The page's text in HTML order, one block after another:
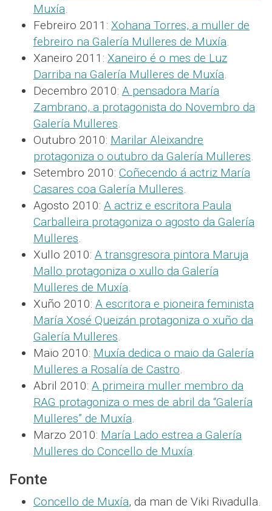
Muxía.
Febreiro 2011: Xohana Torres, a muller de
febreiro na Galería Mulleres de Muxía.
Xaneiro 2011: Xaneiro é o mes de Luz
Darriba na Galería Mulleres de Muxía.
Decembro 2010: A pensadora María
Zambrano, a protagonista do Novembro da
Galería Mulleres.
Outubro 2010: Marilar Aleixandre
protagoniza o outubro da Galería Mulleres.
Setembro 2010: Coñecendo á actriz María
Casares coa Galería Mulleres.
Agosto 2010: A actriz e escritora Paula
Carballeira protagoniza o agosto da Galería
Mulleres.
Xullo 2010: A transgresora pintora Maruja
Mallo protagoniza o xullo da Galería
Mulleres de Muxía.
Xuño 2010: A escritora e pioneira feminista
María Xosé Queizán protagoniza o xuño da
Galería Mulleres.
Maio 2010: Muxía dedica o maio da Galería
Mulleres a Rosalía de Castro.
Abril 2010: A primeira muller membro da
RAG protagoniza o mes de abril da “Galería
Mulleres” de Muxía.
Marzo 2010: María Lado estrea a Galería
Mulleres do Concello de Muxía.
Fonte
Concello de Muxía, da man de Viki Rivadulla.